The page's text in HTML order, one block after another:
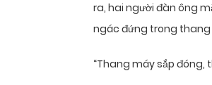
ra, hai người đàn ông
ngác đứng trong thang
“Thang máy sắp đóng,